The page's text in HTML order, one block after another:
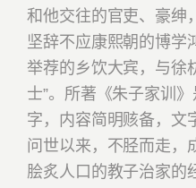
和他交往的官吏、豪绅
坚辞不应康熙朝的博学
举荐的乡饮大宾，与徐
士”。所著《朱子家训
字，内容简明赅备，文
问世以来，不胫而走，
脍炙人口的教子治家的